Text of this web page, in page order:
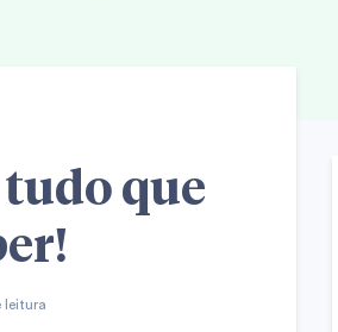
que
leitura